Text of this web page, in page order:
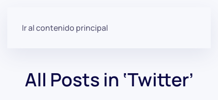
Ir al contenido principal
All Posts in ‘Twitter’